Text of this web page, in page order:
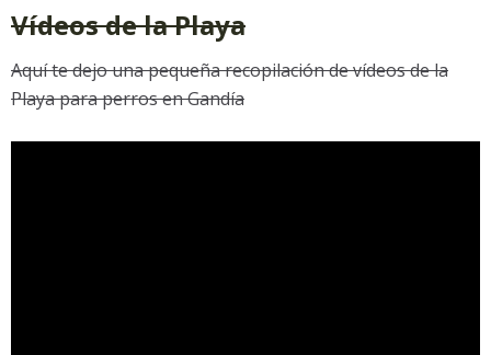
Vídeos de la Playa
Aquí te dejo una pequeña recopilación de vídeos de la
Playa para perros en Gandía